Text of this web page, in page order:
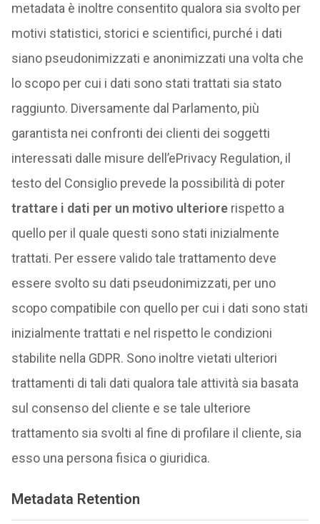
metadata è inoltre consentito qualora sia svolto per
motivi statistici, storici e scientifici, purché i dati
siano pseudonimizzati e anonimizzati una volta che
lo scopo per cui i dati sono stati trattati sia stato
raggiunto. Diversamente dal Parlamento, più
garantista nei confronti dei clienti dei soggetti
interessati dalle misure dell’ePrivacy Regulation, il
testo del Consiglio prevede la possibilità di poter
trattare i dati per un motivo ulteriorerispetto a
quello per il quale questi sono stati inizialmente
trattati. Per essere valido tale trattamento deve
essere svolto su dati pseudonimizzati, per uno
scopo compatibile con quello per cui i dati sono stati
inizialmente trattati e nel rispetto le condizioni
stabilite nella GDPR. Sono inoltre vietati ulteriori
trattamenti di tali dati qualora tale attività sia basata
sul consenso del cliente e se tale ulteriore
trattamento sia svolti al fine di profilare il cliente, sia
esso una persona fisica o giuridica.
Metadata Retention